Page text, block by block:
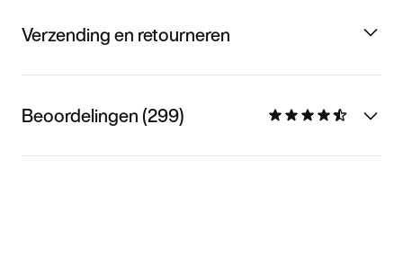
Verzending en retourneren
Beoordelingen (299)